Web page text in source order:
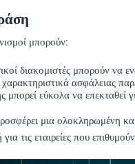
μπορούν:
διακομιστές μπορούν να
ασφάλειας
εύκολα να επεκταθεί
μια ολοκληρωμένη και
τις εταιρείες που